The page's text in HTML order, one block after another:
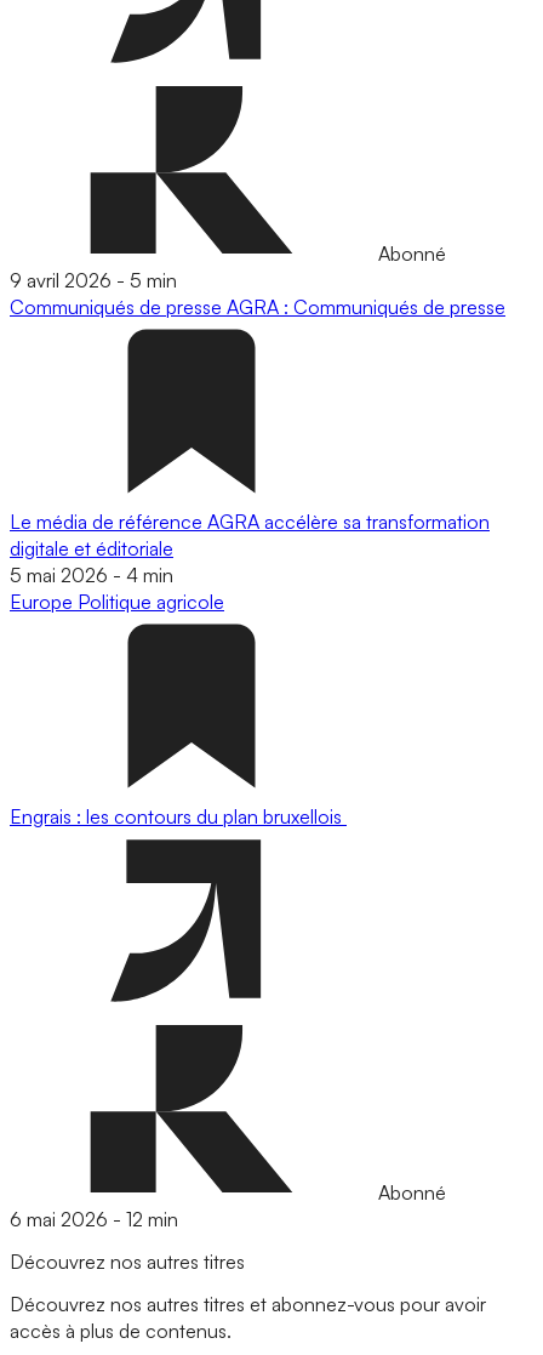
Abonné
9 avril 2026 - 5 min
Communiqués de presse AGRA : Communiqués de presse
Le média de référence AGRA accélère sa transformation
digitale et éditoriale
5 mai 2026 - 4 min
Europe Politique agricole
Engrais : les contours du plan bruxellois
Abonné
6 mai 2026 - 12 min
Découvrez nos autres titres
Découvrez nos autres titres et abonnez-vous pour avoir
accès à plus de contenus.